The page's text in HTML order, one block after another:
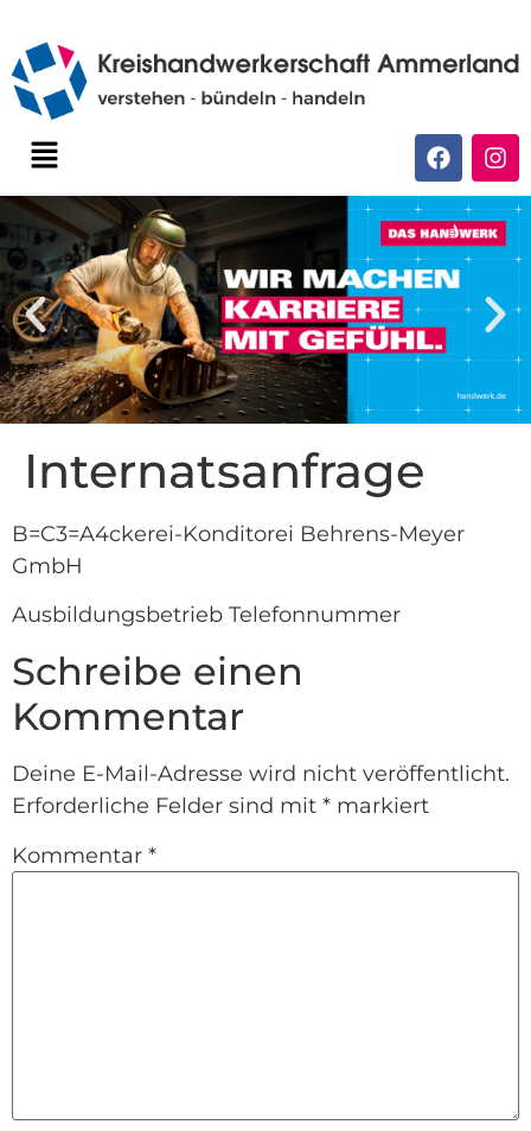
Internatsanfrage
B=C3=A4ckerei-Konditorei Behrens-Meyer
GmbH
Ausbildungsbetrieb Telefonnummer
Schreibe einen
Kommentar
Deine E-Mail-Adresse wird nicht veröffentlicht.
Erforderliche Felder sind mit * markiert
Kommentar *